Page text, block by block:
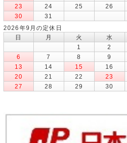
23
24 25 26
30
31
2026年9月の定休日
日
月 火 水
1
2
6
7 8 9
13
14 15 16
20
21 22 23
27
28 29
30